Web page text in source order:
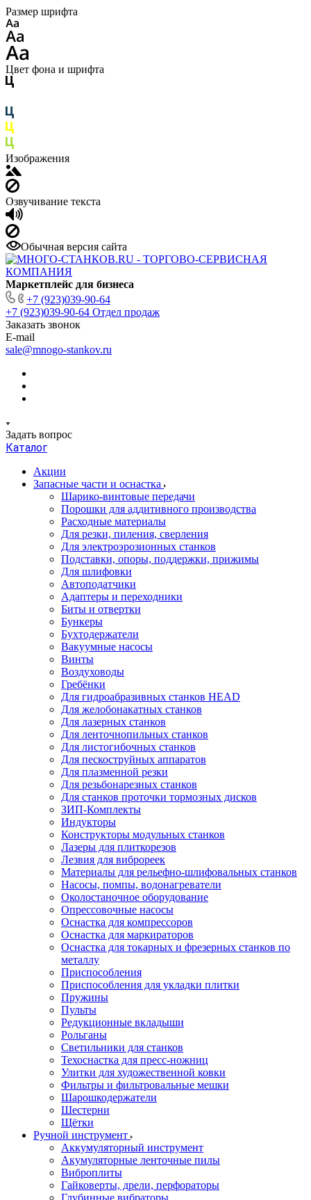
Размер шрифта
Цвет фона и шрифта
Изображения
Озвучивание текста
Обычная версия сайта
Маркетплейс для бизнеса
+7 (923)039-90-64
+7 (923)039-90-64 Отдел продаж
Заказать звонок
E-mail
sale@mnogo-stankov.ru
Задать вопрос
Каталог
Акции
Запасные части и оснастка
Шарико-винтовые передачи
Порошки для аддитивного производства
Расходные материалы
Для резки, пиления, сверления
Для электроэрозионных станков
Подставки, опоры, поддержки, прижимы
Для шлифовки
Автоподатчики
Адаптеры и переходники
Биты и отвертки
Бункеры
Бухтодержатели
Вакуумные насосы
Винты
Воздуховоды
Гребёнки
Для гидроабразивных станков HEAD
Для желобонакатных станков
Для лазерных станков
Для ленточнопильных станков
Для листогибочных станков
Для пескоструйных аппаратов
Для плазменной резки
Для резьбонарезных станков
Для станков проточки тормозных дисков
ЗИП-Комплекты
Индукторы
Конструкторы модульных станков
Лазеры для плиткорезов
Лезвия для виброреек
Материалы для рельефно-шлифовальных станков
Насосы, помпы, водонагреватели
Околостаночное оборудование
Опрессовочные насосы
Оснастка для компрессоров
Оснастка для маркираторов
Оснастка для токарных и фрезерных станков по
металлу
Приспособления
Приспособления для укладки плитки
Пружины
Пульты
Редукционные вкладыши
Рольганы
Светильники для станков
Техоснастка для пресс-ножниц
Улитки для художественной ковки
Фильтры и фильтровальные мешки
Шарошкодержатели
Шестерни
Щётки
Ручной инструмент
Аккумуляторный инструмент
Акумуляторные ленточные пилы
Виброплиты
Гайковерты, дрели, перфораторы
Глубинные вибраторы